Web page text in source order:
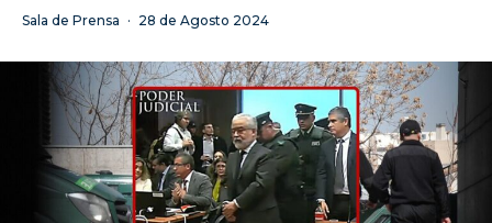
Sala de Prensa · 28 de Agosto 2024